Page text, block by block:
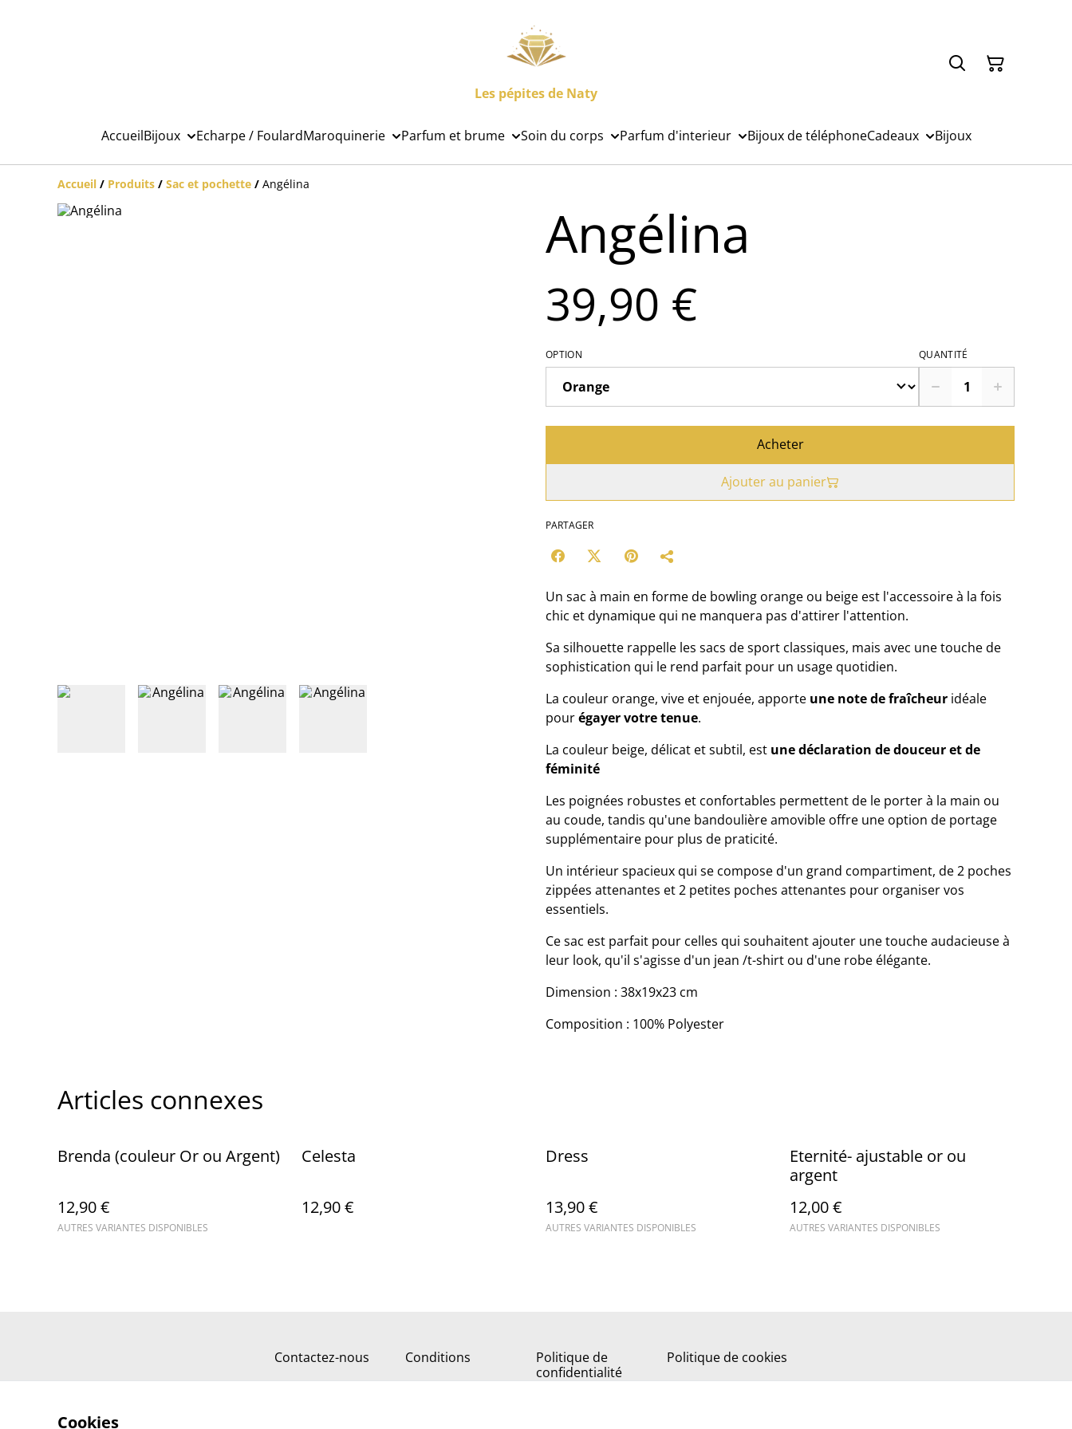
Les pépites de Naty
AccueilBijoux Echarpe / FoulardMaroquinerie Parfum et brume Soin du corps Parfum d'interieur Bijoux de téléphoneCadeaux Bijoux
Accueil / Produits / Sac et pochette / Angélina
Angélina
39,90 €
OPTION QUANTITÉ
Acheter
Ajouter au panier
PARTAGER
Un sac à main en forme de bowling orange ou beige est l'accessoire à la fois
chic et dynamique qui ne manquera pas d'attirer l'attention.
Sa silhouette rappelle les sacs de sport classiques, mais avec une touche de
sophistication qui le rend parfait pour un usage quotidien.
La couleur orange, vive et enjouée, apporte une note de fraîcheur idéale
pourégayer votre tenue.
La couleur beige, délicat et subtil, est une déclaration de douceur et de
féminité
Les poignées robustes et confortables permettent de le porter à la main ou
au coude, tandis qu'une bandoulière amovible offre une option de portage
supplémentaire pour plus de praticité.
Un intérieur spacieux qui se compose d'un grand compartiment, de 2 poches
zippées attenantes et 2 petites poches attenantes pour organiser vos
essentiels.
Ce sac est parfait pour celles qui souhaitent ajouter une touche audacieuse à
leur look, qu'il s'agisse d'un jean /t-shirt ou d'une robe élégante.
Dimension : 38x19x23 cm
Composition : 100% Polyester
Articles connexes
Brenda (couleur Or ou Argent)
12,90 €
AUTRES VARIANTES DISPONIBLES
Celesta
12,90 €
Dress
13,90 €
AUTRES VARIANTES DISPONIBLES
Eternité- ajustable or ou
argent
12,00 €
AUTRES VARIANTES DISPONIBLES
Contactez-nous Conditions
Politique de
confidentialité
Politique de cookies
Cookies